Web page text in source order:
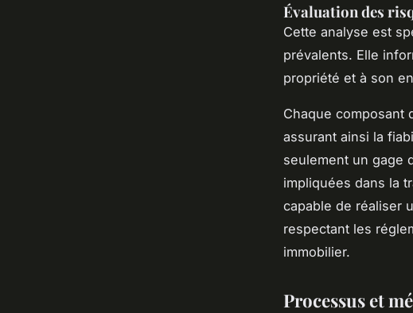
Évaluation des
Cette analyse est
prévalents. Elle
propriété et à son
Chaque composant
assurant ainsi la
seulement un gage
impliquées dans la
capable de réaliser
respectant les
immobilier.
Processus et